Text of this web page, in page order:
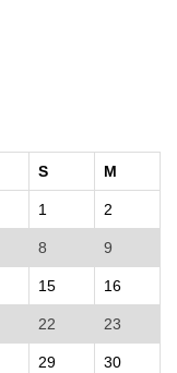
S M
1 2
8 9
15 16
22 23
29 30